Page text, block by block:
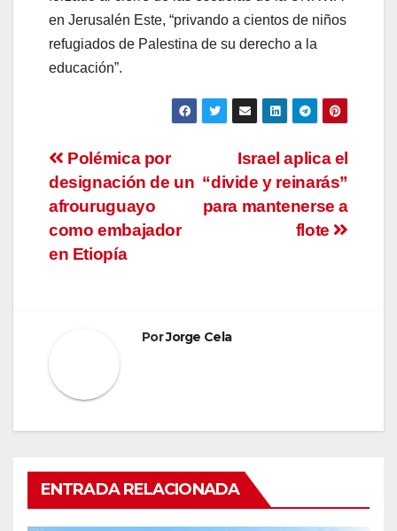
en Jerusalén Este, “privando a cientos de niños
refugiados de Palestina de su derecho a la
educación”.
Navegación
de
entradas
Israel aplica el
“divide y reinarás”
para mantenerse a
flote
Polémica por
designación de un
afrouruguayo
como embajador
en Etiopía
PorJorge Cela
ENTRADA RELACIONADA